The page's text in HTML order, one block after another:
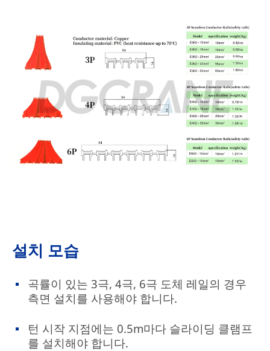
설치 모습
곡률이 있는 3극, 4극, 6극 도체 레일의 경우
측면 설치를 사용해야 합니다.
턴 시작 지점에는 0.5m마다 슬라이딩 클램프
를 설치해야 합니다.